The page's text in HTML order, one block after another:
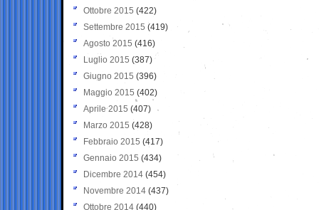
Ottobre 2015 (422)
Settembre 2015 (419)
Agosto 2015 (416)
Luglio 2015 (387)
Giugno 2015 (396)
Maggio 2015 (402)
Aprile 2015 (407)
Marzo 2015 (428)
Febbraio 2015 (417)
Gennaio 2015 (434)
Dicembre 2014 (454)
Novembre 2014 (437)
Ottobre 2014 (440)